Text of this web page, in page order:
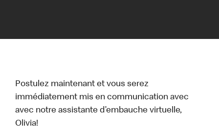
Postulez maintenant et vous serez
immédiatement mis en communication avec
avec notre assistante d’embauche virtuelle,
Olivia!